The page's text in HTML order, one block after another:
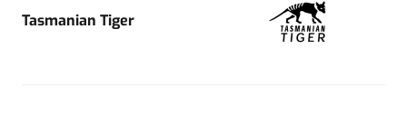
Tasmanian Tiger